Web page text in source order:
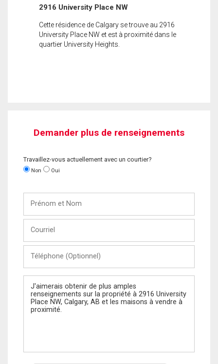
2916 University Place NW
Cette résidence de Calgary se trouve au 2916
University Place NW et est à proximité dans le
quartier University Heights.
Demander plus de renseignements
Travaillez-vous actuellement avec un courtier?
Non Oui
Nom
(Optionnel)
Message